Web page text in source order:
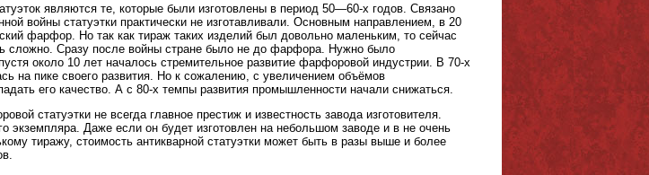
являются те, которые были изготовлены в период 50—60-х годов. Связано
войны статуэтки практически не изготавливали. Основным направлением, в 20
фарфор. Но так как тираж таких изделий был довольно маленьким, то сейчас
сложно. Сразу после войны стране было не до фарфора. Нужно было
около 10 лет началось стремительное развитие фарфоровой индустрии. В 70-х
на пике своего развития. Но к сожалению, с увеличением объёмов
его качество. А с 80-х темпы развития промышленности начали снижаться.
статуэтки не всегда главное престиж и известность завода изготовителя.
экземпляра. Даже если он будет изготовлен на небольшом заводе и в не очень
тиражу, стоимость антикварной статуэтки может быть в разы выше и более